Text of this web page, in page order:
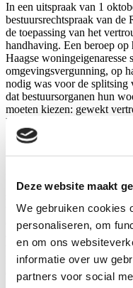
Deze website maakt
We gebruiken cookies
personaliseren, om
en om ons
informatie over uw
partners voor social
In een uitspraak van 1
bestuursrechtspraak van de
de toepassing van het
handhaving. Een beroep op
Haagse woningeigenaresse
omgevingsvergunning, op
nodig was voor de splitsing
dat bestuursorganen hun
moeten kiezen: gewekt
beginselplicht tot
Nieuwsbrief voor overheden
Den Haag in 2021 om een
studentenwoningen om te
woning op de tweede
appartementen. Het
augustus 2021 en
Huisvestingsverordening
omdat er geen toename